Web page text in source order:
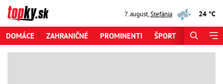
7. august,Štefánia 24 °C
DOMÁCE ZAHRANIČNÉ PROMINENTI ŠPORT